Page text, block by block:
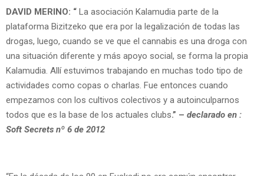
DAVID MERINO: “ La asociación Kalamudia parte de la
plataforma Bizitzeko que era por la legalización de todas las
drogas, luego, cuando se ve que el cannabis es una droga con
una situación diferente y más apoyo social, se forma la propia
Kalamudia. Allí estuvimos trabajando en muchas todo tipo de
actividades como copas o charlas. Fue entonces cuando
empezamos con los cultivos colectivos y a autoinculparnos
todos que es la base de los actuales clubs.” – declarado en :
Soft Secrets nº 6 de 2012